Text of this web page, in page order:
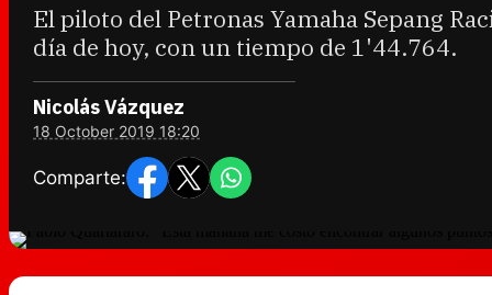
El piloto del Petronas Yamaha Sepang
día de hoy, con un tiempo de 1'44.764.
Nicolás Vázquez
18 October 2019 18:20
Comparte: